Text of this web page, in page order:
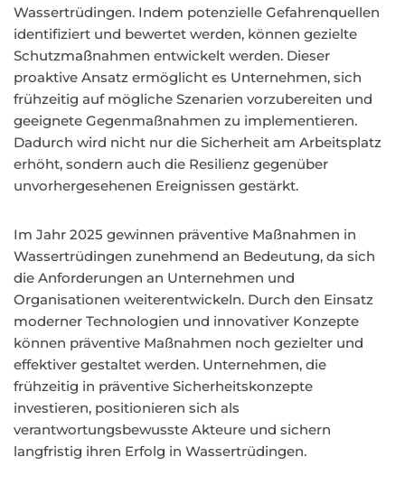
Wassertrüdingen. Indem potenzielle Gefahrenquellen
identifiziert und bewertet werden, können gezielte
Schutzmaßnahmen entwickelt werden. Dieser
proaktive Ansatz ermöglicht es Unternehmen, sich
frühzeitig auf mögliche Szenarien vorzubereiten und
geeignete Gegenmaßnahmen zu implementieren.
Dadurch wird nicht nur die Sicherheit am Arbeitsplatz
erhöht, sondern auch die Resilienz gegenüber
unvorhergesehenen Ereignissen gestärkt.
Im Jahr 2025 gewinnen präventive Maßnahmen in
Wassertrüdingen zunehmend an Bedeutung, da sich
die Anforderungen an Unternehmen und
Organisationen weiterentwickeln. Durch den Einsatz
moderner Technologien und innovativer Konzepte
können präventive Maßnahmen noch gezielter und
effektiver gestaltet werden. Unternehmen, die
frühzeitig in präventive Sicherheitskonzepte
investieren, positionieren sich als
verantwortungsbewusste Akteure und sichern
langfristig ihren Erfolg in Wassertrüdingen.